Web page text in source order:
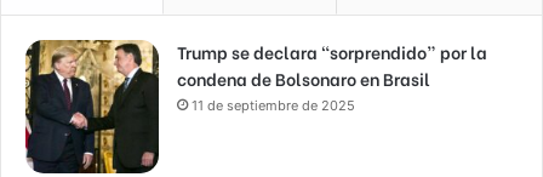
Trump se declara “sorprendido” por la
condena de Bolsonaro en Brasil
11 de septiembre de 2025